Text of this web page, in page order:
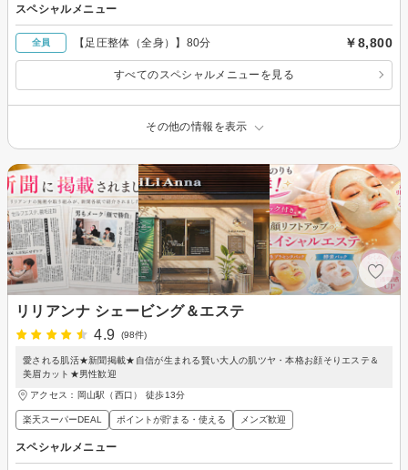
スペシャルメニュー
全員 【足圧整体（全身）】80分 ￥8,800
すべてのスペシャルメニューを見る
その他の情報を表示
リリアンナ シェービング＆エステ
4.9
(98件)
愛される肌活★新聞掲載★自信が生まれる賢い大人の肌ツヤ・本格お顔そりエステ＆
美眉カット★男性歓迎
アクセス：岡山駅（西口） 徒歩13分
楽天スーパーDEAL ポイントが貯まる・使える メンズ歓迎
スペシャルメニュー